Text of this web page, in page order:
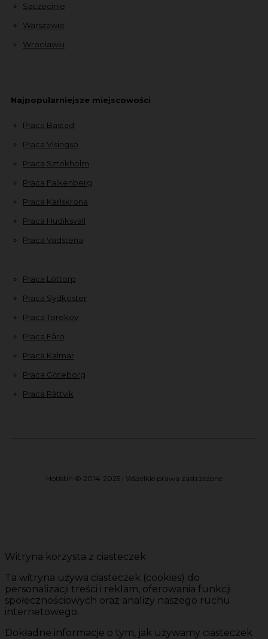
Szczecinie
Warszawie
Wrocławiu
Najpopularniejsze miejscowości
Praca Bastad
Praca Visingsö
Praca Sztokholm
Praca Falkenberg
Praca Karlskrona
Praca Hudiksvall
Praca Vadstena
Praca Löttorp
Praca Sydkoster
Praca Torekov
Praca Fårö
Praca Kalmar
Praca Göteborg
Praca Rättvik
Hotistin © 2014-2025 | Wszelkie prawa zastrzeżone
Witryna korzysta z ciasteczek
Ta witryna używa ciasteczek (cookies) do
personalizacji treści i reklam, oferowania funkcji
społecznościowych oraz analizy naszego ruchu
internetowego.
Dokładne informacje o tym, jak używamy ciasteczek